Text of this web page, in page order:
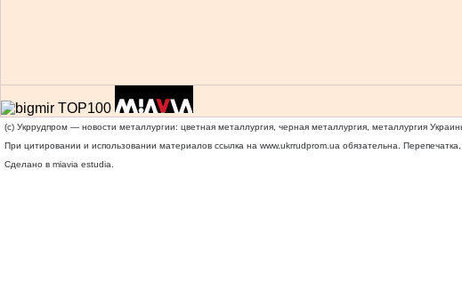
(c) Укррудпром — новости металлургии: цветная металлургия, черная металлургия, металлургия
При цитировании и использовании материалов ссылка на www.ukrrudprom.ua обязательна.
Сделано в miavia estudia.